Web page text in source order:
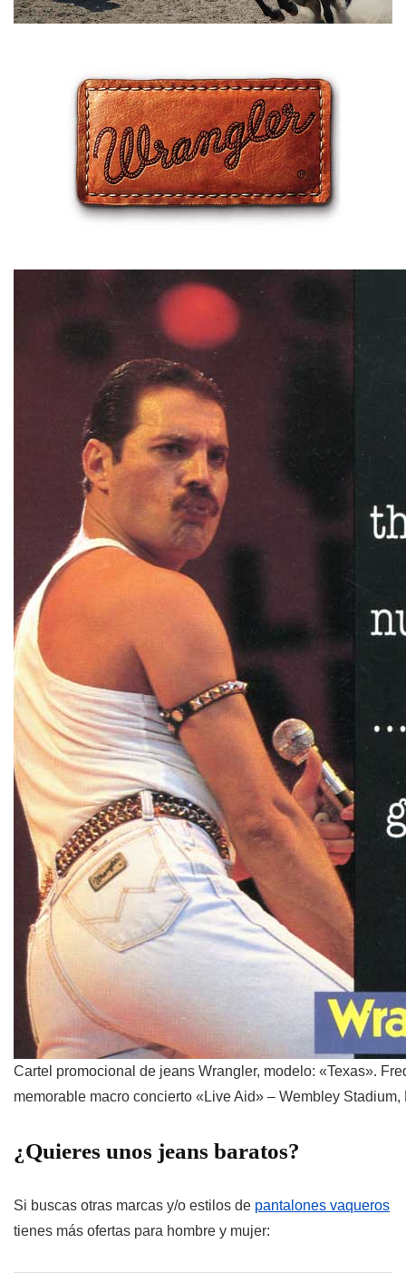
Cartel promocional de jeans Wrangler, modelo: «Texas».
memorable macro concierto «Live Aid» – Wembley Stadium,
¿Quieres unos jeans baratos?
Si buscas otras marcas y/o estilos de pantalones vaqueros
tienes más ofertas para hombre y mujer: